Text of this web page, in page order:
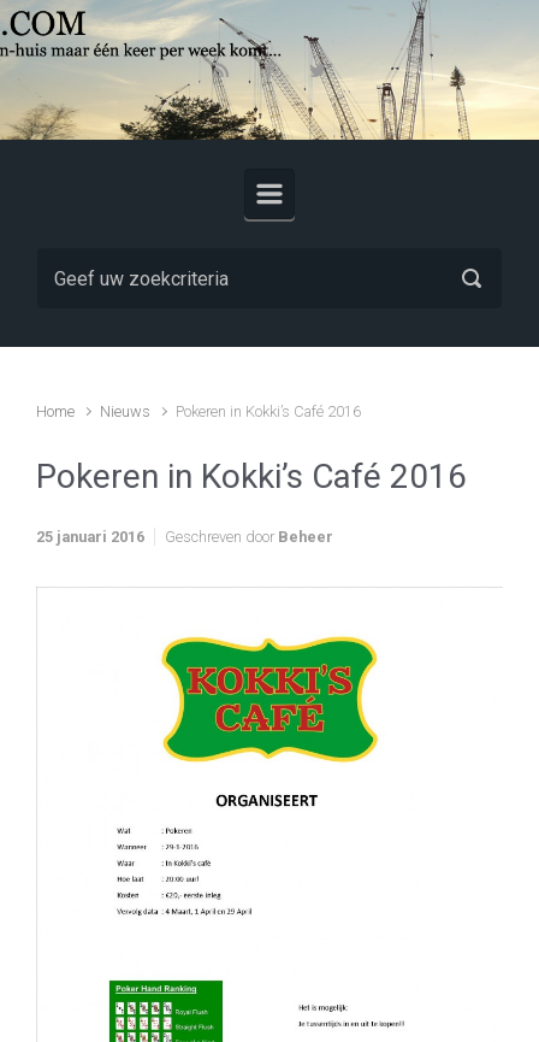
Skip to main content
Home Nieuws Pokeren in Kokki’s Café 2016
Pokeren in Kokki’s Café 2016
25 januari 2016 Geschreven door Beheer